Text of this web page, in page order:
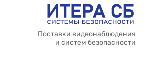
Поставки видеонаблюдения
и систем безопасности